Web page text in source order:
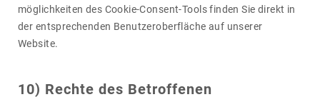
mög­lich­keiten des Cookie-Consent-Tools finden Sie direkt in
der entspre­chenden Benut­zer­ober­fläche auf unserer
Website.
10) Rechte des Betrof­fenen